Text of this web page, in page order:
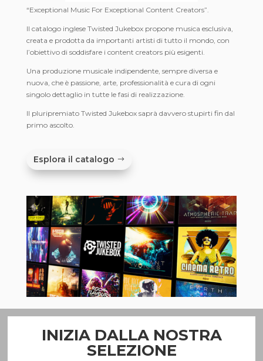
“Exceptional Music For Exceptional Content Creators”.
Il catalogo inglese Twisted Jukebox propone musica esclusiva,
creata e prodotta da importanti artisti di tutto il mondo, con
l’obiettivo di soddisfare i content creators più esigenti.
Una produzione musicale indipendente, sempre diversa e
nuova, che è passione, arte, professionalità e cura di ogni
singolo dettaglio in tutte le fasi di realizzazione.
Il pluripremiato Twisted Jukebox saprà davvero stupirti fin dal
primo ascolto.
Esplora il catalogo
INIZIA DALLA NOSTRA
SELEZIONE